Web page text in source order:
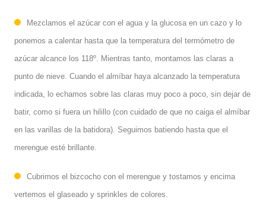
Mezclamos el azúcar con el agua y la glucosa en un cazo y lo
ponemos a calentar hasta que la temperatura del termómetro de
azúcar alcance los 118º. Mientras tanto, montamos las claras a
punto de nieve. Cuando el almíbar haya alcanzado la temperatura
indicada, lo echamos sobre las claras muy poco a poco, sin dejar de
batir, como si fuera un hilillo (con cuidado de que no caiga el almíbar
en las varillas de la batidora). Seguimos batiendo hasta que el
merengue esté brillante.
Cubrimos el bizcocho con el merengue y tostamos y encima
vertemos el glaseado y sprinkles de colores.